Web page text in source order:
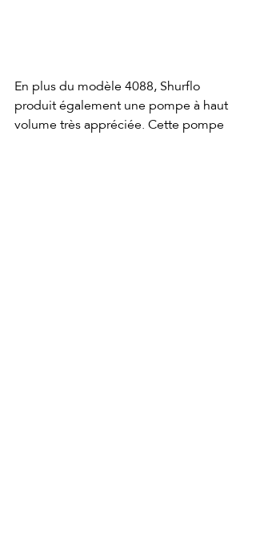
En plus du modèle 4088, Shurflo
produit également une pompe à haut
volume très appréciée. Cette pompe